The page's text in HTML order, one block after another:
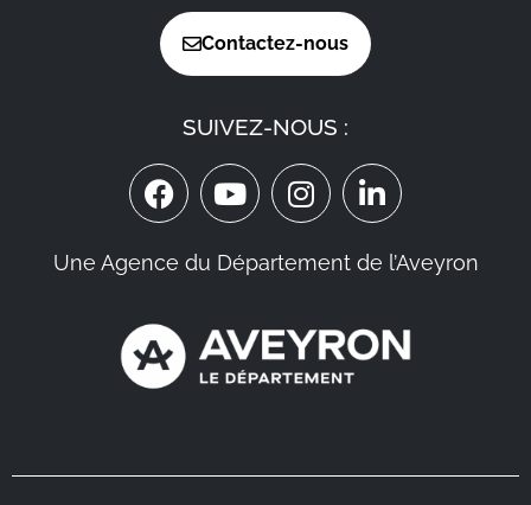
Contactez-nous
SUIVEZ-NOUS :
Une Agence du Département de l’Aveyron